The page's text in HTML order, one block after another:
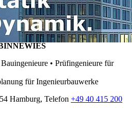
• Prüfingenieure für
für Ingenieurbauwerke
Hamburg, Telefon +49 40 415 200